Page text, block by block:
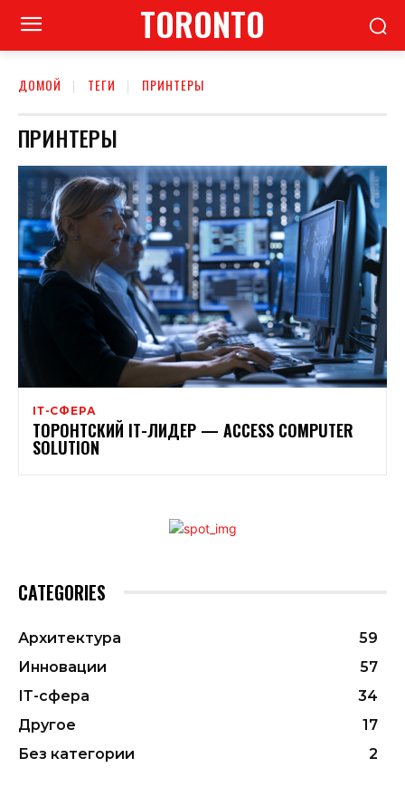
TORONTO
ДОМОЙ ТЕГИ ПРИНТЕРЫ
ПРИНТЕРЫ
ІТ-СФЕРА
ТОРОНТСКИЙ ІТ-ЛИДЕР — ACCESS COMPUTER
SOLUTION
CATEGORIES
Архитектура
59
Инновации
57
ІТ-сфера
34
Другое
17
Без категории
2